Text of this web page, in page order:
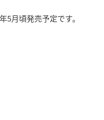
5月頃発売予定です。